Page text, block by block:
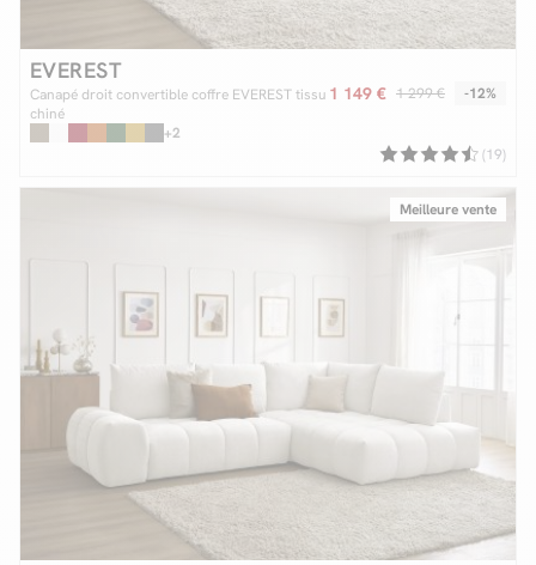
EVEREST
Canapé droit convertible coffre EVEREST tissu
chiné
1 149 € 1 299 € -12%
+2
(19)
Meilleure vente